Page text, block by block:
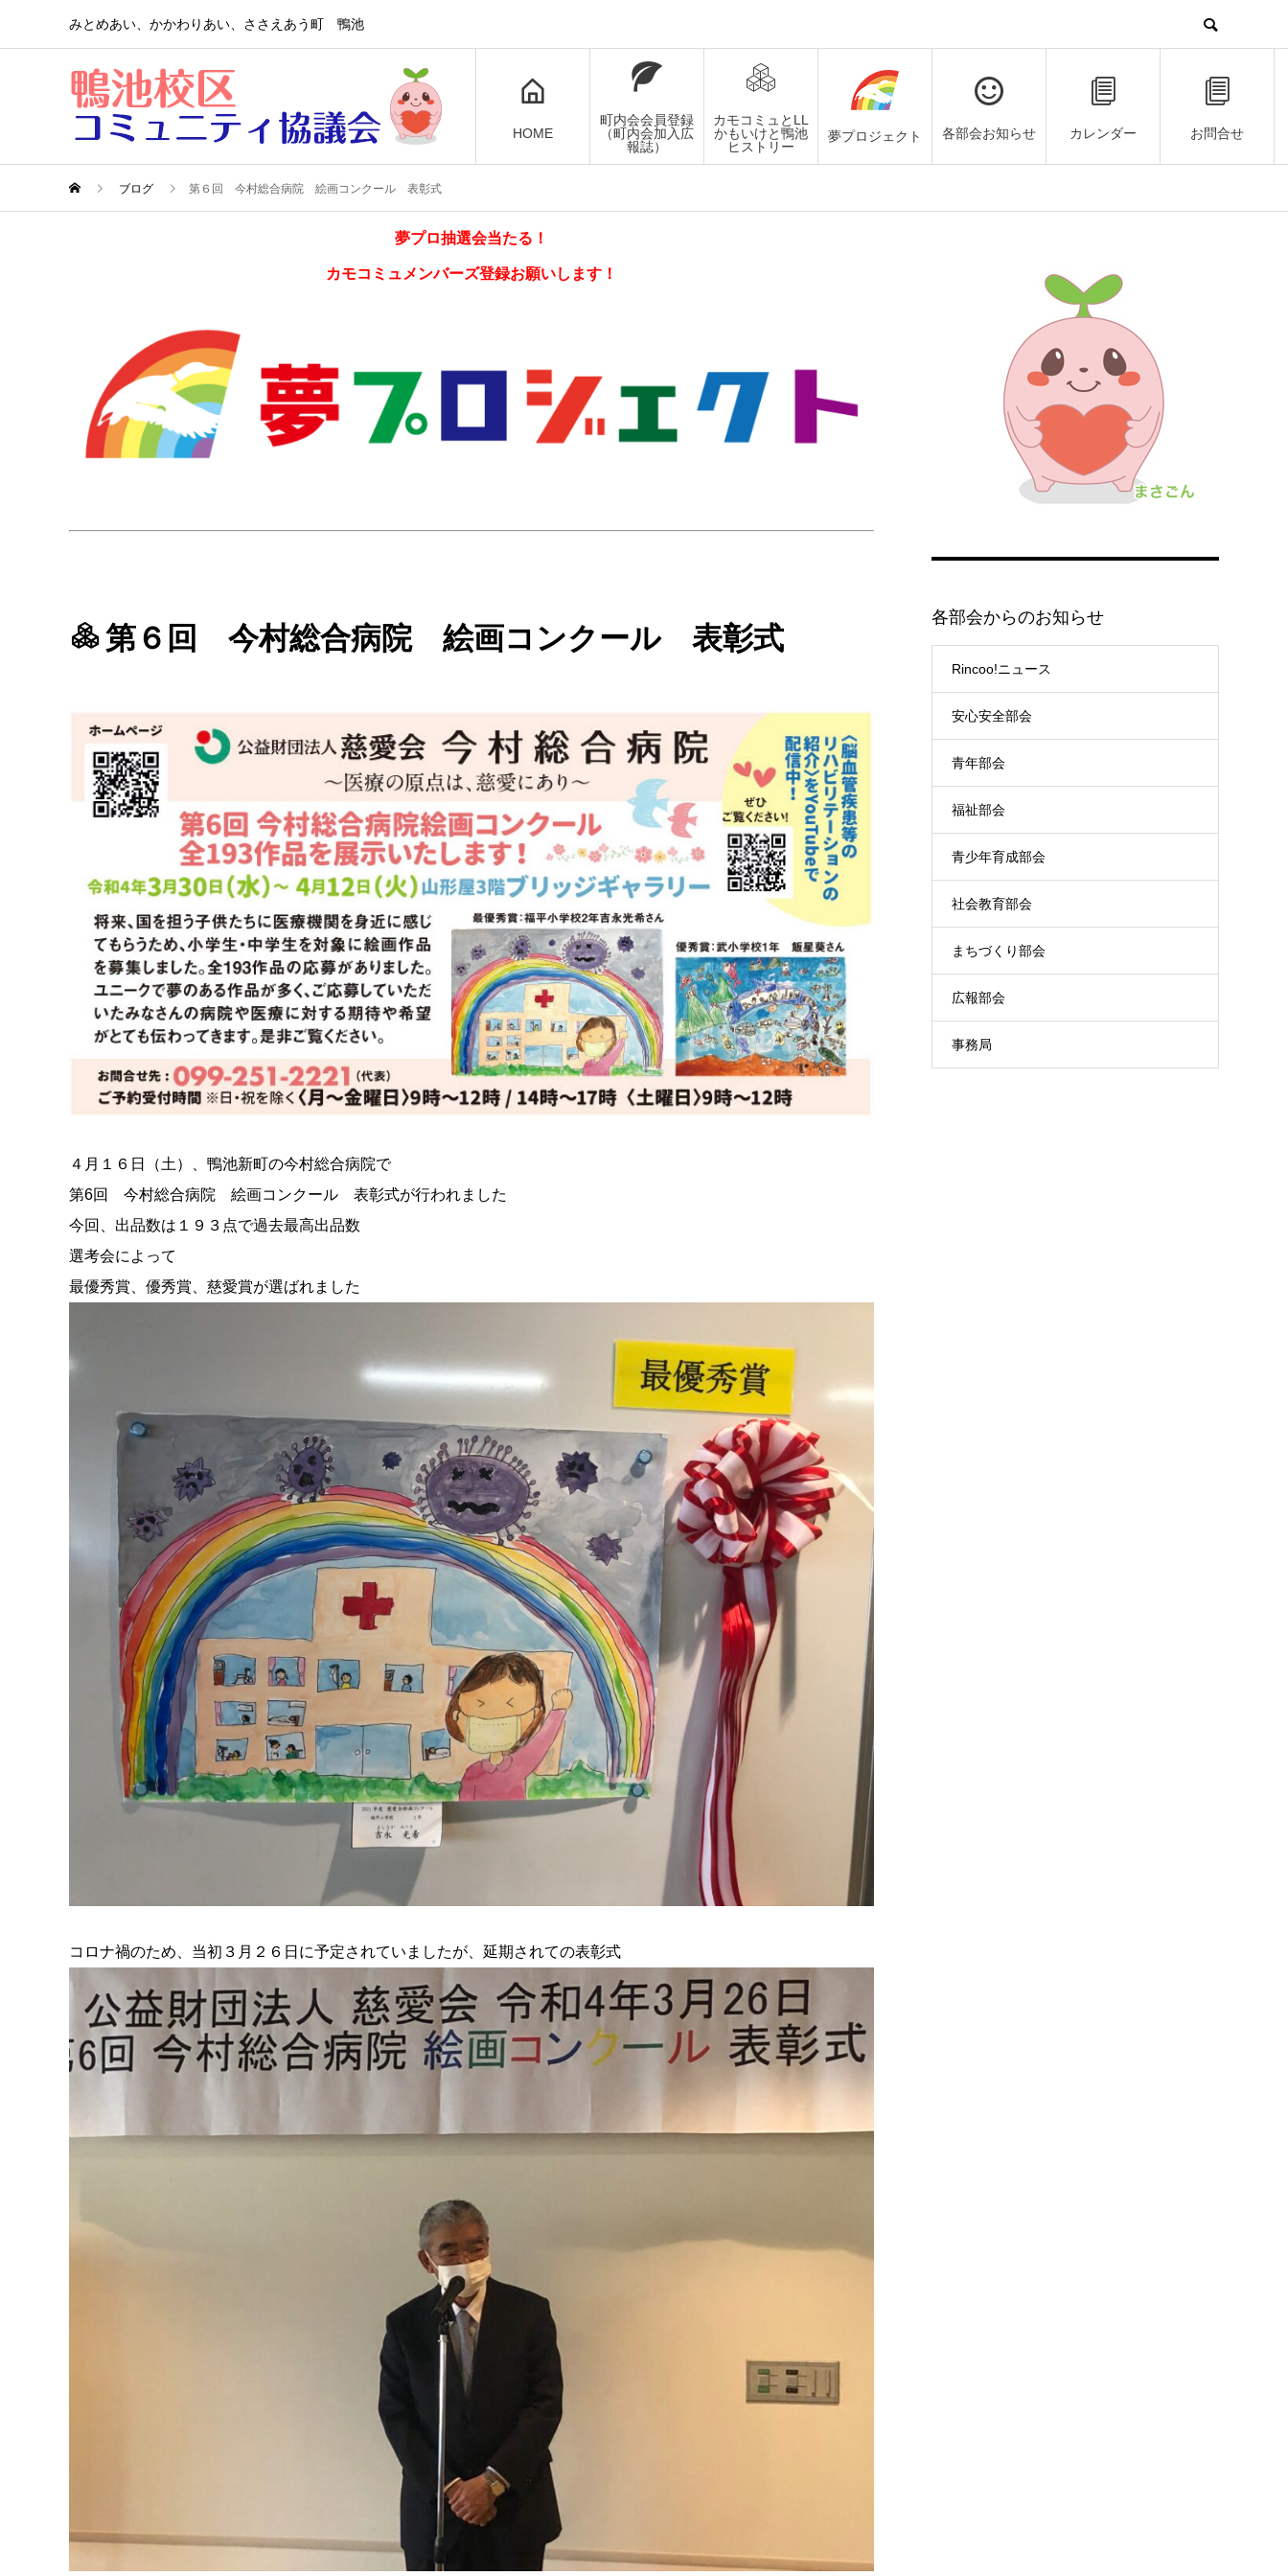
みとめあい、かかわりあい、ささえあう町 鴨池
HOME
町内会会員登録
（町内会加入広
報誌）
カモコミュとLL
かもいけと鴨池
ヒストリー
夢プロジェクト 各部会お知らせ カレンダー お問合せ
ブログ 第６回 今村総合病院 絵画コンクール 表彰式
夢プロ抽選会当たる！
カモコミュメンバーズ登録お願いします！
第６回 今村総合病院 絵画コンクール 表彰式
４月１６日（土）、鴨池新町の今村総合病院で
第6回 今村総合病院 絵画コンクール 表彰式が行われました
今回、出品数は１９３点で過去最高出品数
選考会によって
最優秀賞、優秀賞、慈愛賞が選ばれました
コロナ禍のため、当初３月２６日に予定されていましたが、延期されての表彰式
各部会からのお知らせ
Rincoo!ニュース
安心安全部会
青年部会
福祉部会
青少年育成部会
社会教育部会
まちづくり部会
広報部会
事務局